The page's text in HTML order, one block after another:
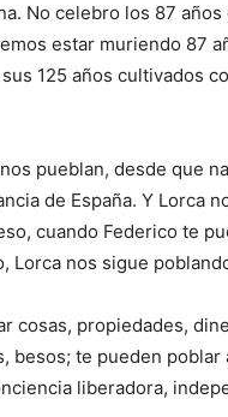
No celebro los 87
estar muriendo 87
125 años cultivados
pueblan, desde que
de España. Y Lorca
cuando Federico te
Lorca nos sigue
cosas, propiedades,
besos; te pueden
liberadora,